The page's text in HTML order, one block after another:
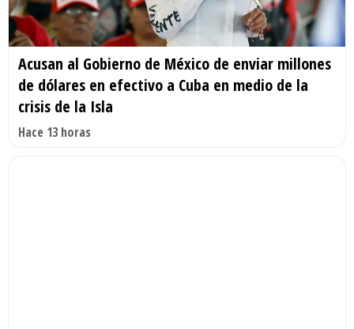
Acusan al Gobierno de México de enviar millones
de dólares en efectivo a Cuba en medio de la
crisis de la Isla
Hace 13 horas